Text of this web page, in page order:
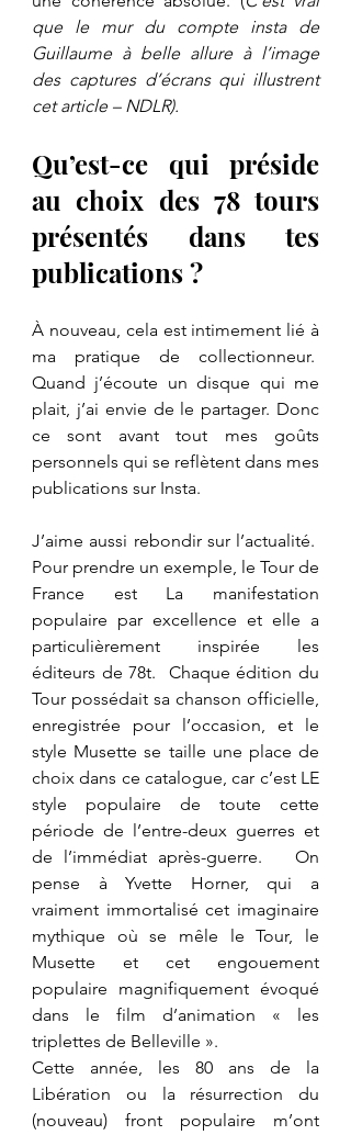
que le mur du compte insta de
Guillaume à belle allure à l’image
des captures d’écrans qui illustrent
cet article – NDLR).
Qu’est-ce qui préside
au choix des 78 tours
présentés dans tes
publications ?
À nouveau, cela est intimement lié à
ma pratique de collectionneur.
Quand j’écoute un disque qui me
plait, j’ai envie de le partager. Donc
ce sont avant tout mes goûts
personnels qui se reflètent dans mes
publications sur Insta.
J’aime aussi rebondir sur l’actualité.
Pour prendre un exemple, le Tour de
France est La manifestation
populaire par excellence et elle a
particulièrement inspirée les
éditeurs de 78t.  Chaque édition du
Tour possédait sa chanson officielle,
enregistrée pour l’occasion, et le
style Musette se taille une place de
choix dans ce catalogue, car c’est LE
style populaire de toute cette
période de l’entre-deux guerres et
de l’immédiat après-guerre.   On
pense à Yvette Horner, qui a
vraiment immortalisé cet imaginaire
mythique où se mêle le Tour, le
Musette et cet engouement
populaire magnifiquement évoqué
dans le film d’animation « les
triplettes de Belleville ».
Cette année, les 80 ans de la
Libération ou la résurrection du
(nouveau) front populaire m’ont